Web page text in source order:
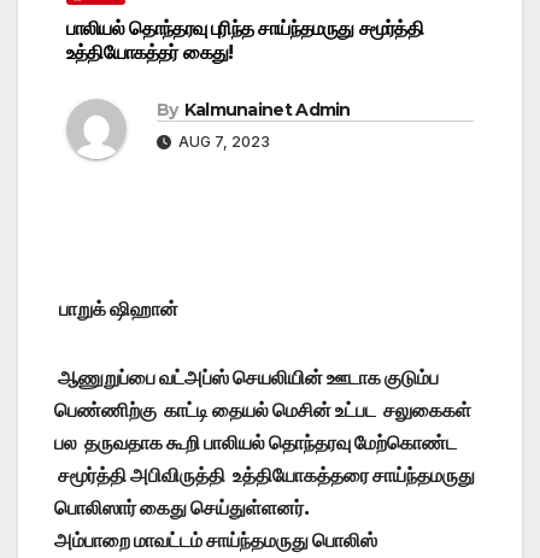
பாலியல் தொந்தரவு புரிந்த சாய்ந்தமருது சமூர்த்தி
உத்தியோகத்தர் கைது!
By Kalmunainet Admin
AUG 7, 2023
பாறுக் ஷிஹான்
ஆணுறுப்பை வட்அப்ஸ் செயலியின் ஊடாக குடும்ப
பெண்ணிற்கு காட்டி தையல் மெசின் உட்பட சலுகைகள்
பல தருவதாக கூறி பாலியல் தொந்தரவு மேற்கொண்ட
சமூர்த்தி அபிவிருத்தி உத்தியோகத்தரை சாய்ந்தமருது
பொலிஸார் கைது செய்துள்ளனர்.
அம்பாறை மாவட்டம் சாய்ந்தமருது பொலிஸ்